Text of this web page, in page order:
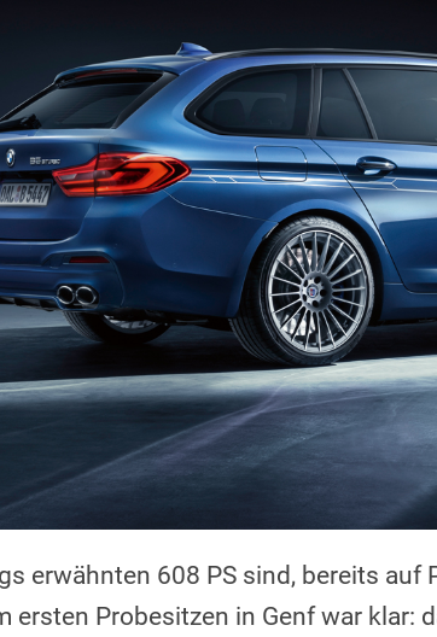
erwähnten 608 PS sind, bereits
ersten Probesitzen in Genf war klar: